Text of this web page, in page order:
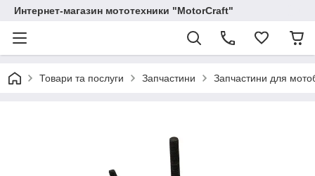
Интернет-магазин мототехники "MotorCraft"
Товари та послуги Запчастини Запчастини для